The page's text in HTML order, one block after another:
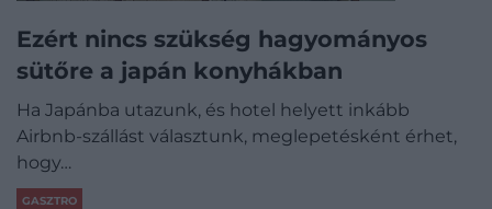
Ezért nincs szükség hagyományos
sütőre a japán konyhákban
Ha Japánba utazunk, és hotel helyett inkább
Airbnb-szállást választunk, meglepetésként érhet,
hogy…
GASZTRO